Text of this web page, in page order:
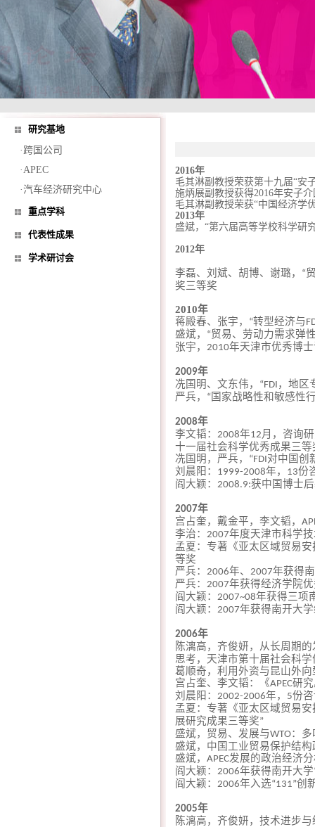
研究基地
·跨国公司
·APEC
·汽车经济研究中心
重点学科
代表性成果
学术研讨会
2016年
毛其淋副教授荣获第十九届“安
施炳展副教授获得2016年安子
毛其淋副教授荣获“中国经济学
2013年
盛斌，“第六届高等学校科学研
2012年
李磊、刘斌、胡博、谢璐， “
奖三等奖
2010年
蒋殿春、张宇， “转型经济与
盛斌， “贸易、劳动力需求弹
张宇， 2010年天津市优秀博
2009年
冼国明、文东伟， “FDI ，地区
严兵， “ 国家战略性和敏感性
2008年
李文韬： 2008年12 月，咨询
十一届社会科学优秀成果三
冼国明，严兵， “FDI对中国创
刘晨阳： 1999-2008年， 13份
阎大颖： 2008.9:获中国博士
2007年
宫占奎，戴金平，李文韬，
李治： 2007年度天津市科学
孟夏：专著《亚太区域贸易
等奖
严兵： 2006年、 2007年获得
严兵： 2007年获得经济学院
阎大颖： 2007~08年获得三项
阎大颖： 2007年获得南开大
2006年
陈漓高，齐俊妍，从长周期
思考，天津市第十届社会科
葛顺奇，利用外资与昆山外
宫占奎、李文韬：《APEC研
刘晨阳： 2002-2006年， 5份
孟夏：专著《亚太区域贸易
展研究成果三等奖”
盛斌，贸易、发展与WTO：
盛斌，中国工业贸易保护结
盛斌， APEC发展的政治经济
阎大颖： 2006年获得南开大学
阎大颖： 2006年入选“131”创
2005年
陈漓高，齐俊妍，技术进步